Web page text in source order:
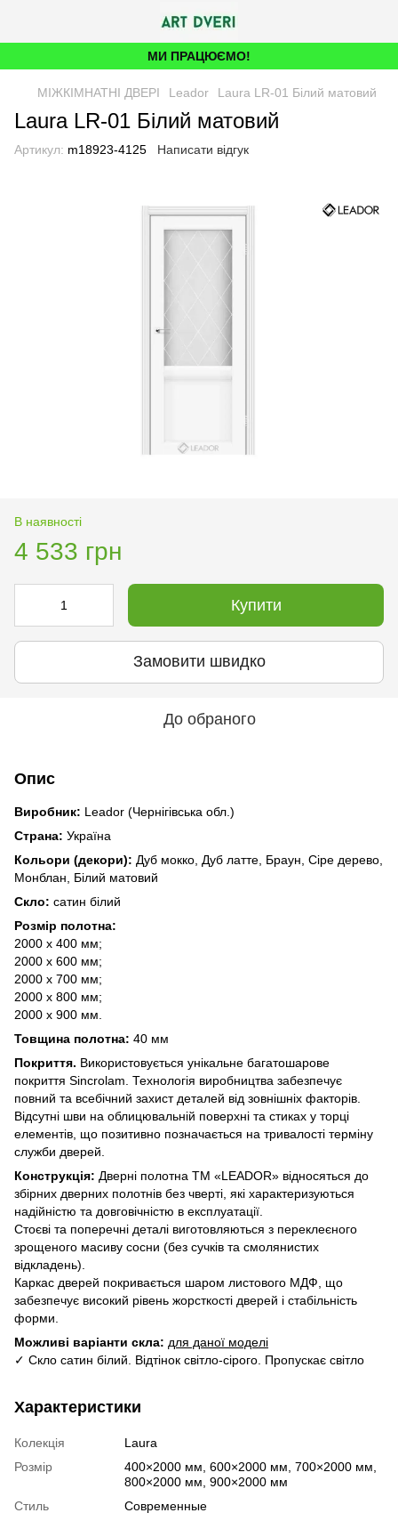
МИ ПРАЦЮЄМО!
МІЖКІМНАТНІ ДВЕРІ Leador Laura LR-01 Білий матовий
Laura LR-01 Білий матовий
Артикул: m18923-4125 Написати відгук
В наявності
4 533 грн
Купити
Замовити швидко
До обраного
Опис
Виробник: Leador (Чернігівська обл.)
Страна: Україна
Кольори (декори): Дуб мокко, Дуб латте, Браун, Сіре дерево,
Монблан, Білий матовий
Скло: сатин білий
Розмір полотна:
2000 х 400 мм;
2000 х 600 мм;
2000 х 700 мм;
2000 х 800 мм;
2000 х 900 мм.
Товщина полотна: 40 мм
Покриття. Використовується унікальне багатошарове
покриття Sincrolam. Технологія виробництва забезпечує
повний та всебічний захист деталей від зовнішніх факторів.
Відсутні шви на облицювальній поверхні та стиках у торці
елементів, що позитивно позначається на тривалості терміну
служби дверей.
Конструкція: Дверні полотна ТМ «LEADOR» відносяться до
збірних дверних полотнів без чверті, які характеризуються
надійністю та довговічністю в експлуатації.
Стоєві та поперечні деталі виготовляються з переклеєного
зрощеного масиву сосни (без сучків та смолянистих
відкладень).
Каркас дверей покривається шаром листового МДФ, що
забезпечує високий рівень жорсткості дверей і стабільність
форми.
Можливі варіанти скла: для даної моделі
✓ Скло сатин білий. Відтінок світло-сірого. Пропускає світло
Характеристики
Колекція
Laura
Розмір
400×2000 мм, 600×2000 мм, 700×2000 мм,
800×2000 мм, 900×2000 мм
Стиль
Современные